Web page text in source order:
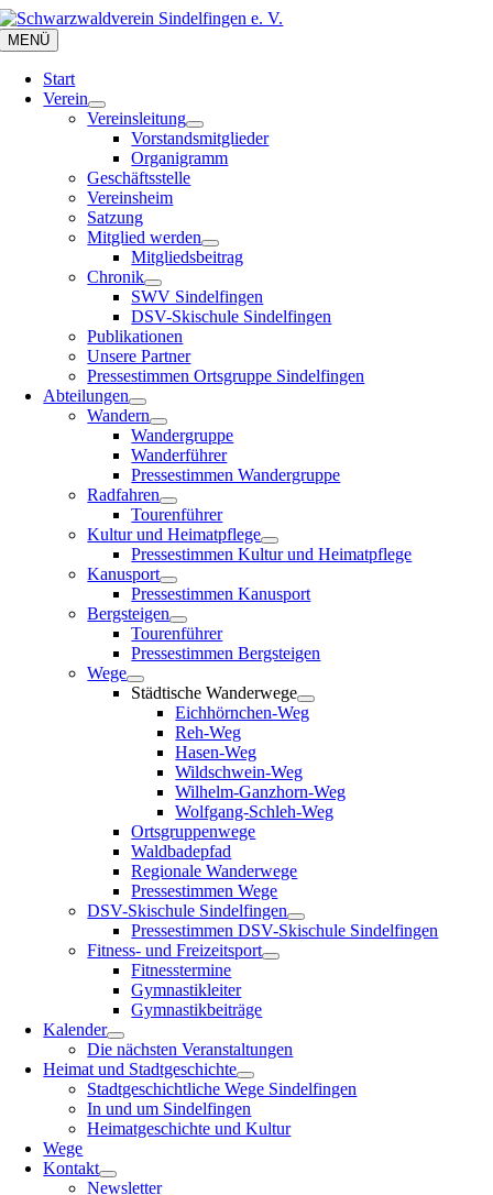
Zum
Inhalt
springen
MENÜ
Start
Verein
Vereinsleitung
Vorstandsmitglieder
Organigramm
Geschäftsstelle
Vereinsheim
Satzung
Mitglied werden
Mitgliedsbeitrag
Chronik
SWV Sindelfingen
DSV-Skischule Sindelfingen
Publikationen
Unsere Partner
Pressestimmen Ortsgruppe Sindelfingen
Abteilungen
Wandern
Wandergruppe
Wanderführer
Pressestimmen Wandergruppe
Radfahren
Tourenführer
Kultur und Heimatpflege
Pressestimmen Kultur und Heimatpflege
Kanusport
Pressestimmen Kanusport
Bergsteigen
Tourenführer
Pressestimmen Bergsteigen
Wege
Städtische Wanderwege
Eichhörnchen-Weg
Reh-Weg
Hasen-Weg
Wildschwein-Weg
Wilhelm-Ganzhorn-Weg
Wolfgang-Schleh-Weg
Ortsgruppenwege
Waldbadepfad
Regionale Wanderwege
Pressestimmen Wege
DSV-Skischule Sindelfingen
Pressestimmen DSV-Skischule Sindelfingen
Fitness- und Freizeitsport
Fitnesstermine
Gymnastikleiter
Gymnastikbeiträge
Kalender
Die nächsten Veranstaltungen
Heimat und Stadtgeschichte
Stadtgeschichtliche Wege Sindelfingen
In und um Sindelfingen
Heimatgeschichte und Kultur
Wege
Kontakt
Newsletter